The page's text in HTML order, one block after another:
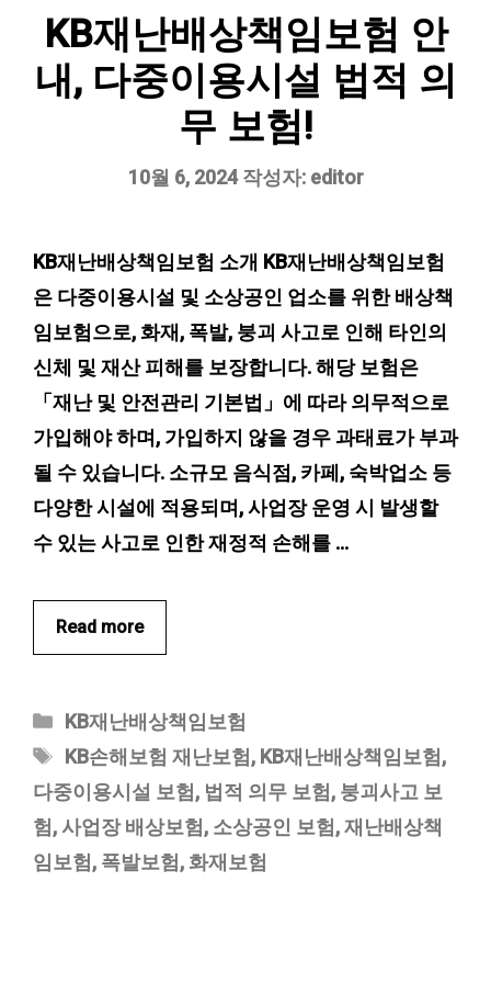
KB재난배상책임보험 안
내, 다중이용시설 법적 의
무 보험!
10월 6, 2024 작성자: editor
KB재난배상책임보험 소개 KB재난배상책임보험
은 다중이용시설 및 소상공인 업소를 위한 배상책
임보험으로, 화재, 폭발, 붕괴 사고로 인해 타인의
신체 및 재산 피해를 보장합니다. 해당 보험은
「재난 및 안전관리 기본법」에 따라 의무적으로
가입해야 하며, 가입하지 않을 경우 과태료가 부과
될 수 있습니다. 소규모 음식점, 카페, 숙박업소 등
다양한 시설에 적용되며, 사업장 운영 시 발생할
수 있는 사고로 인한 재정적 손해를 …
Read more
카
테
리
KB재난배상책임보험
태
그
KB손해보험 재난보험 , KB재난배상책임보험 ,
다중이용시설 보험 , 법적 의무 보험 , 붕괴사고 보
험 ,사업장 배상보험 , 소상공인 보험 ,재난배상책
임보험 , 폭발보험 , 화재보험